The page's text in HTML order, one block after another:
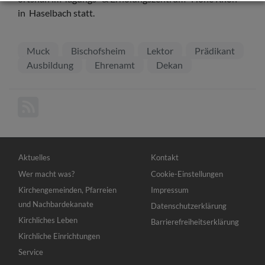
in Haselbach statt.
Muck Bischofsheim Lektor
Prädikant
Ausbildung
Ehrenamt Dekan
Hauptnavigation
Aktuelles
Wer macht was?
Kirchengemeinden, Pfarreien
und Nachbardekanate
Kirchliches Leben
Kirchliche Einrichtungen
Service
Fußbereichsmenü
Kontakt
Cookie-Einstellungen
Impressum
Datenschutzerklärung
Barrierefreiheitserklärung